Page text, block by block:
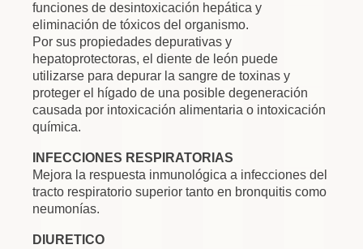
funciones de desintoxicación hepática y
eliminación de tóxicos del organismo.
Por sus propiedades depurativas y
hepatoprotectoras, el diente de león puede
utilizarse para depurar la sangre de toxinas y
proteger el hígado de una posible degeneración
causada por intoxicación alimentaria o intoxicación
química.
INFECCIONES RESPIRATORIAS
Mejora la respuesta inmunológica a infecciones del
tracto respiratorio superior tanto en bronquitis como
neumonías.
DIURETICO